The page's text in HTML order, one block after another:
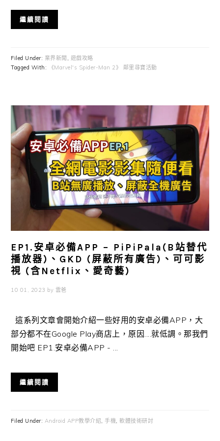
繼續閱讀
Filed Under: 業界新聞 , 遊戲攻略
Tagged With:
《Marvel's Spider-Man 2》 鄰里尋寶活動
EP1.安卓必備APP – PiPiPala(B站替代
播放器)、GKD (屏蔽所有廣告)、可可影
視 (含Netflix、愛奇藝)
10 01, 2023 by 雲爸
這系列文章會開始介紹一些好用的安卓必備APP，大
部分都不在Google Play商店上，原因....就低調。那我們
開始吧 EP1.安卓必備APP - ...
繼續閱讀
Filed Under: Android APP教學介紹,手機,軟體技術研討